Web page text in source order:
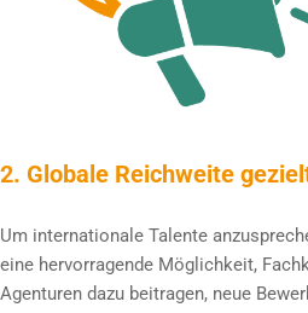
2. Globale Reichweite
Um internationale Talente
eine hervorragende Möglichkeit,
Agenturen dazu beitragen, neue